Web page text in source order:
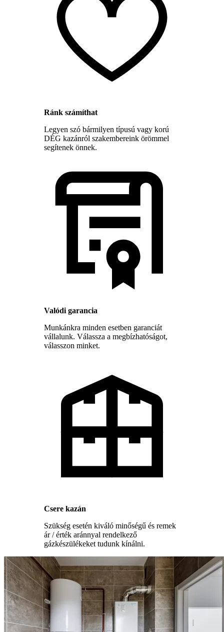
Ránk számíthat
Legyen szó bármilyen típusú vagy korú
DÉG kazánról szakembereink örömmel
segítenek önnek.
Valódi garancia
Munkánkra minden esetben garanciát
vállalunk. Válassza a megbízhatóságot,
válasszon minket.
Csere kazán
Szükség esetén kiváló minőségű és remek
ár / érték aránnyal rendelkező
gázkészülékeket tudunk kínálni.